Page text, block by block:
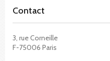
Contact
3, rue Corneille
F-75006 Paris